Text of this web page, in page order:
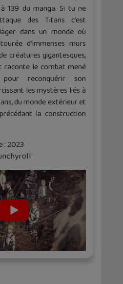
139 du manga. Si tu ne
des Titans c’est
dans un monde où
d’immenses murs
créatures gigantesques,
raconte le combat mené
reconquérir son
les mystères liés à
du monde extérieur et
la construction
2023